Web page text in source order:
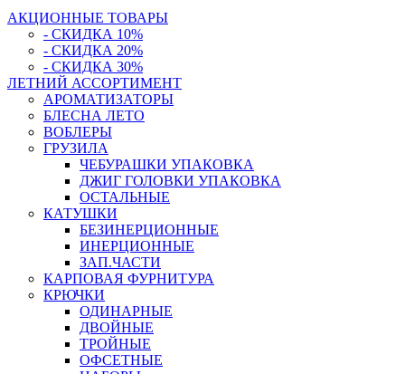
АКЦИОННЫЕ ТОВАРЫ
- СКИДКА 10%
- СКИДКА 20%
- СКИДКА 30%
ЛЕТНИЙ АССОРТИМЕНТ
АРОМАТИЗАТОРЫ
БЛЕСНА ЛЕТО
ВОБЛЕРЫ
ГРУЗИЛА
ЧЕБУРАШКИ УПАКОВКА
ДЖИГ ГОЛОВКИ УПАКОВКА
ОСТАЛЬНЫЕ
КАТУШКИ
БЕЗИНЕРЦИОННЫЕ
ИНЕРЦИОННЫЕ
ЗАП.ЧАСТИ
КАРПОВАЯ ФУРНИТУРА
КРЮЧКИ
ОДИНАРНЫЕ
ДВОЙНЫЕ
ТРОЙНЫЕ
ОФСЕТНЫЕ